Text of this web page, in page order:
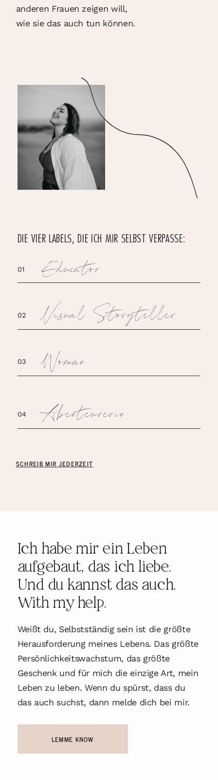
anderen Frauen zeigen will,
wie sie das auch tun können.
DIE VIER LABELS, DIE ICH MIR SELBST VERPASSE:
Educator
01
Visual Storyteller
02
Woman
03
04 Abenteurerin
SCHREIB MIR JEDERZEIT
Ich habe mir ein Leben
aufgebaut, das ich liebe.
Und du kannst das auch.
With my help.
Weißt du, Selbstständig sein ist die größte
Herausforderung meines Lebens. Das größte
Persönlichkeitswachstum, das größte
Geschenk und für mich die einzige Art, mein
Leben zu leben. Wenn du spürst, dass du
das auch suchst, dann melde dich bei mir.
LEMME KNOW